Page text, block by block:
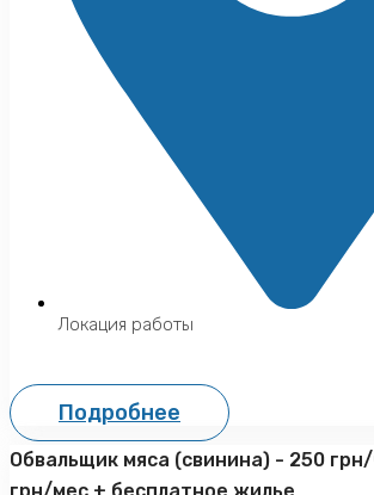
Локация работы
Подробнее
Обвальщик мяса (свинина) - 250